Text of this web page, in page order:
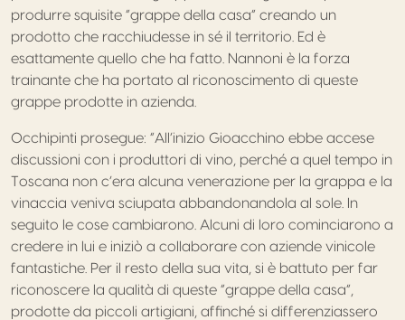
produrre squisite “grappe della casa” creando un
prodotto che racchiudesse in sé il territorio. Ed è
esattamente quello che ha fatto. Nannoni è la forza
trainante che ha portato al riconoscimento di queste
grappe prodotte in azienda.
Occhipinti prosegue: “All’inizio Gioacchino ebbe accese
discussioni con i produttori di vino, perché a quel tempo in
Toscana non c’era alcuna venerazione per la grappa e la
vinaccia veniva sciupata abbandonandola al sole. In
seguito le cose cambiarono. Alcuni di loro cominciarono a
credere in lui e iniziò a collaborare con aziende vinicole
fantastiche. Per il resto della sua vita, si è battuto per far
riconoscere la qualità di queste “grappe della casa”,
prodotte da piccoli artigiani, affinché si differenziassero